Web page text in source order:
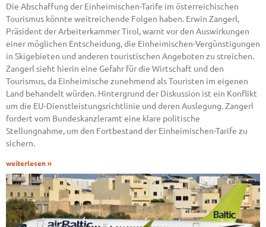
Die Abschaffung der Einheimischen-Tarife im österreichischen
Tourismus könnte weitreichende Folgen haben. Erwin Zangerl,
Präsident der Arbeiterkammer Tirol, warnt vor den Auswirkungen
einer möglichen Entscheidung, die Einheimischen-Vergünstigungen
in Skigebieten und anderen touristischen Angeboten zu streichen.
Zangerl sieht hierin eine Gefahr für die Wirtschaft und den
Tourismus, da Einheimische zunehmend als Touristen im eigenen
Land behandelt würden. Hintergrund der Diskussion ist ein Konflikt
um die EU-Dienstleistungsrichtlinie und deren Auslegung. Zangerl
fordert vom Bundeskanzleramt eine klare politische
Stellungnahme, um den Fortbestand der Einheimischen-Tarife zu
sichern.
weiterlesen »